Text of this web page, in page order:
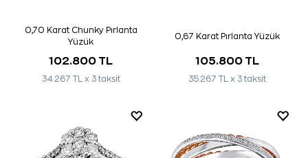
0,70 Karat Chunky Pırlanta
Yüzük
102.800 TL
34.267 TL x 3 taksit
0,67 Karat Pırlanta Yüzük
105.800 TL
35.267 TL x 3 taksit